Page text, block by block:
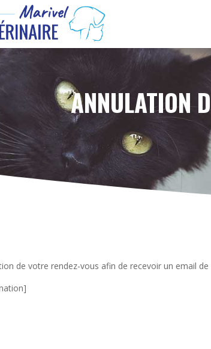
ANNULATION
de votre rendez-vous afin de recevoir un email